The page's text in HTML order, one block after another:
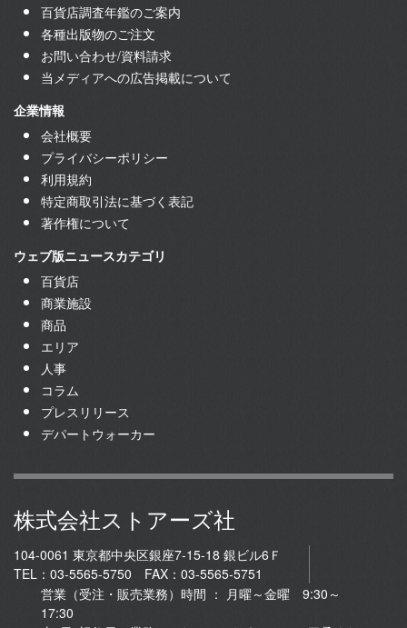
百貨店調査年鑑のご案内
各種出版物のご注文
お問い合わせ/資料請求
当メディアへの広告掲載について
企業情報
会社概要
プライバシーポリシー
利用規約
特定商取引法に基づく表記
著作権について
ウェブ版ニュースカテゴリ
百貨店
商業施設
商品
エリア
人事
コラム
プレスリリース
デパートウォーカー
株式会社ストアーズ社
104-0061 東京都中央区銀座7-15-18 銀ビル6Ｆ
TEL：03-5565-5750 FAX：03-5565-5751
営業（受注・販売業務）時間 ： 月曜～金曜 9:30～
17:30